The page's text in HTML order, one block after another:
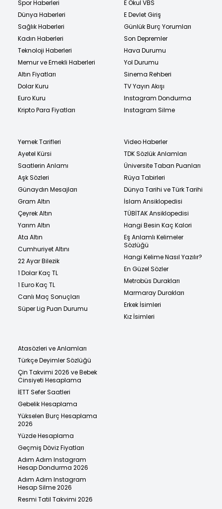
Spor Haberleri
Dünya Haberleri
Sağlık Haberleri
Kadın Haberleri
Teknoloji Haberleri
Memur ve Emekli Haberleri
Altın Fiyatları
Dolar Kuru
Euro Kuru
Kripto Para Fiyatları
E Okul VBS
E Devlet Giriş
Günlük Burç Yorumları
Son Depremler
Hava Durumu
Yol Durumu
Sinema Rehberi
TV Yayın Akışı
Instagram Dondurma
Instagram Silme
Yemek Tarifleri
Ayetel Kürsi
Saatlerin Anlamı
Aşk Sözleri
Günaydın Mesajları
Gram Altın
Çeyrek Altın
Yarım Altın
Ata Altın
Cumhuriyet Altını
22 Ayar Bilezik
1 Dolar Kaç TL
1 Euro Kaç TL
Canlı Maç Sonuçları
Süper Lig Puan Durumu
Video Haberler
TDK Sözlük Anlamları
Üniversite Taban Puanları
Rüya Tabirleri
Dünya Tarihi ve Türk Tarihi
İslam Ansiklopedisi
TÜBİTAK Ansiklopedisi
Hangi Besin Kaç Kalori
Eş Anlamlı Kelimeler
Sözlüğü
Hangi Kelime Nasıl Yazılır?
En Güzel Sözler
Metrobüs Durakları
Marmaray Durakları
Erkek İsimleri
Kız İsimleri
Atasözleri ve Anlamları
Türkçe Deyimler Sözlüğü
Çin Takvimi 2026 ve Bebek
Cinsiyeti Hesaplama
İETT Sefer Saatleri
Gebelik Hesaplama
Yükselen Burç Hesaplama
2026
Yüzde Hesaplama
Geçmiş Döviz Fiyatları
Adım Adım Instagram
Hesap Dondurma 2026
Adım Adım Instagram
Hesap Silme 2026
Resmi Tatil Takvimi 2026